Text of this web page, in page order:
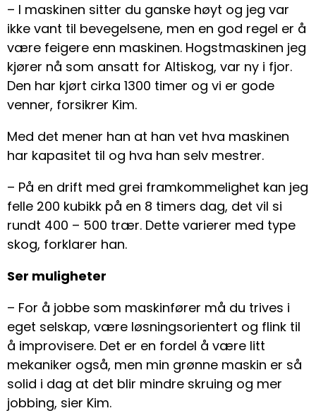
– I maskinen sitter du ganske høyt og jeg var
ikke vant til bevegelsene, men en god regel er å
være feigere enn maskinen. Hogstmaskinen jeg
kjører nå som ansatt for Altiskog, var ny i fjor.
Den har kjørt cirka 1300 timer og vi er gode
venner, forsikrer Kim.
Med det mener han at han vet hva maskinen
har kapasitet til og hva han selv mestrer.
– På en drift med grei framkommelighet kan jeg
felle 200 kubikk på en 8 timers dag, det vil si
rundt 400 – 500 trær. Dette varierer med type
skog, forklarer han.
Ser muligheter
– For å jobbe som maskinfører må du trives i
eget selskap, være løsningsorientert og flink til
å improvisere. Det er en fordel å være litt
mekaniker også, men min grønne maskin er så
solid i dag at det blir mindre skruing og mer
jobbing, sier Kim.